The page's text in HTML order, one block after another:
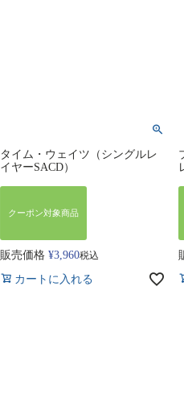
タイム・ウェイツ（シングルレ
イヤーSACD）
クーポン対象商品
販売価格 ¥3,960税込
カートに入れる